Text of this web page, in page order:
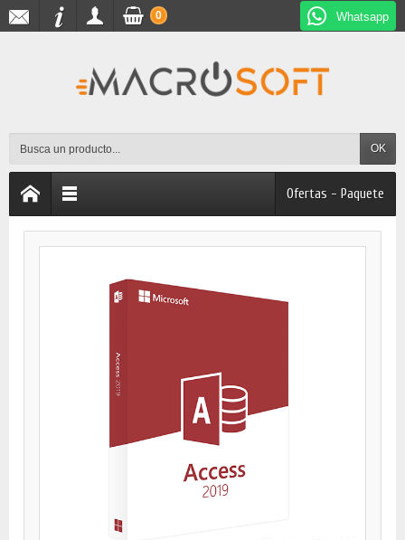
Whatsapp
OK
0
Ofertas - Paquete